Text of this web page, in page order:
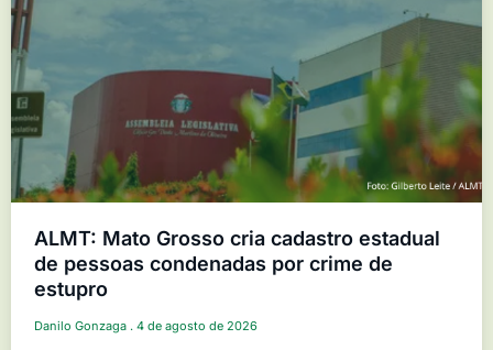
ALMT: Mato Grosso cria cadastro estadual
de pessoas condenadas por crime de
estupro
Danilo Gonzaga 4 de agosto de 2026